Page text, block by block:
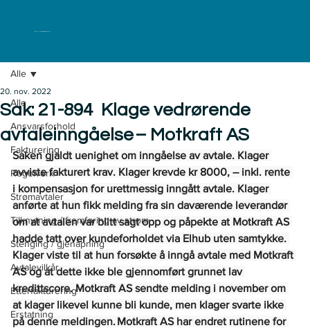
ELKLAGENEMNDA
Alle
Ansvarsforhold
Fakturering
Regelverk
Strømavtaler
Tilknytning / fremføring av strøm
Stenging / gjenåpning
Avtalevilkår
Etterfakturering
Erstatning
Alle
Sak: 21-894 Klage vedrørende
avtaleinngåelse – Motkraft AS
20. nov. 2022
Saken gjaldt uenighet om inngåelse av avtale. Klager
avviste fakturert krav. Klager krevde kr 8000, – inkl. rente
i kompensasjon for urettmessig inngått avtale. Klager
anførte at hun fikk melding fra sin daværende leverandør
om at avtalen var blitt sagt opp og påpekte at Motkraft AS
hadde tatt over kundeforholdet via Elhub uten samtykke.
Klager viste til at hun forsøkte å inngå avtale med Motkraft
AS og at dette ikke ble gjennomført grunnet lav
kredittscore. Motkraft AS sendte melding i november om
at klager likevel kunne bli kunde, men klager svarte ikke
på denne meldingen. Motkraft AS har endret rutinene for